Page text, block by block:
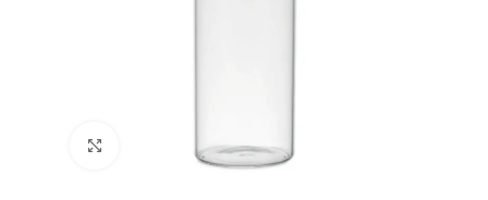
Click to enlarge